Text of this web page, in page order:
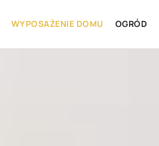
WYPOSAŻENIE DOMU OGRÓD